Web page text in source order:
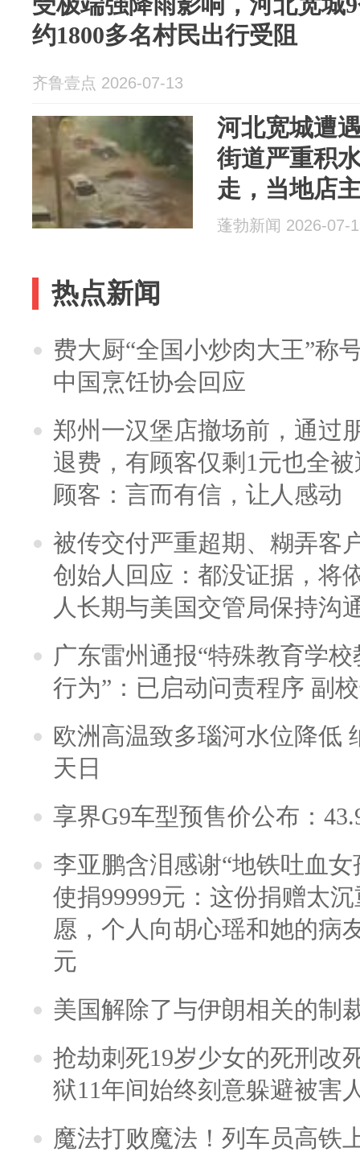
约1800多名村民出行受阻
齐鲁壹点 2026-07-13
河北宽城遭
街道严重积
走，当地店
米多，卷帘
蓬勃新闻 2026-07-
热点新闻
费大厨“全国小炒肉大王”称
中国烹饪协会回应
郑州一汉堡店撤场前，通过
退费，有顾客仅剩1元也全
顾客：言而有信，让人感动
被传交付严重超期、糊弄客
创始人回应：都没证据，将
人长期与美国交管局保持沟
广东雷州通报“特殊教育学
行为”：已启动问责程序 副
欧洲高温致多瑙河水位降低
天日
享界G9车型预售价公布：
李亚鹏含泪感谢“地铁吐血
使捐99999元：这份捐赠太
愿，个人向胡心瑶和她的病
元
美国解除了与伊朗相关的制
抢劫刺死19岁少女的死刑改
狱11年间始终刻意躲避被害
魔法打败魔法！列车员高铁